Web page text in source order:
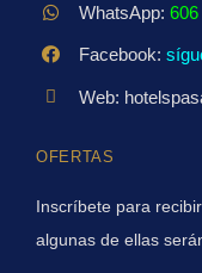
WhatsApp: 606
Facebook:
Web:
OFERTAS
Inscríbete para
algunas de ellas